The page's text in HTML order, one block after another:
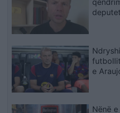
e
Nënë